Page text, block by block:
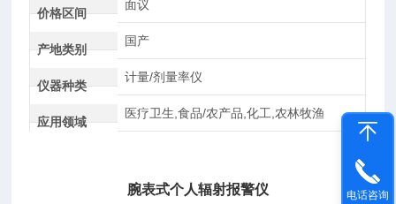
价格区间
面议
产地类别
国产
仪器种类
计量/剂量率仪
应用领域
医疗卫生,食品/农产品,化工,农林牧渔
腕表式个人辐射报警仪 电话咨询